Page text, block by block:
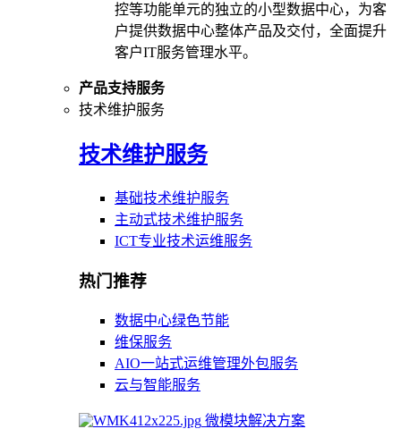
控等功能单元的独立的小型数据中心，为客
户提供数据中心整体产品及交付，全面提升
客户IT服务管理水平。
产品支持服务
技术维护服务
技术维护服务
基础技术维护服务
主动式技术维护服务
ICT专业技术运维服务
热门推荐
数据中心绿色节能
维保服务
AIO一站式运维管理外包服务
云与智能服务
微模块解决方案